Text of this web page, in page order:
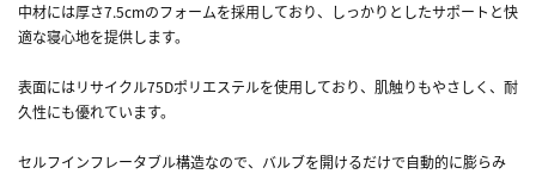
中材には厚さ7.5cmのフォームを採用しており、しっかりとしたサポートと快
適な寝心地を提供します。
表面にはリサイクル75Dポリエステルを使用しており、肌触りもやさしく、耐
久性にも優れています。
セルフインフレータブル構造なので、バルブを開けるだけで自動的に膨らみ